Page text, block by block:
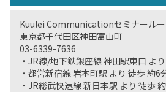
Kuulei Communicationセミナール
東京都千代田区神田富山町
03-6339-7636
・JR線/地下鉄銀座線 神田駅東口 よ
・都営新宿線 岩本町駅 より 徒歩 約6
・JR総武快速線 新日本駅 より 徒歩